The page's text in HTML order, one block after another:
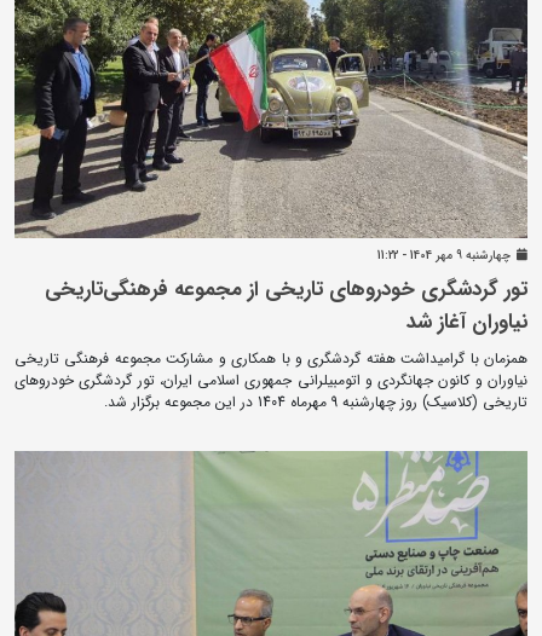
چهارشنبه 9 مهر 1404 - 11:22
تور گردشگری خودروهای تاریخی از مجموعه فرهنگی‌تاریخی
نیاوران آغاز شد
همزمان با گرامیداشت هفته گردشگری و با همکاری و مشارکت مجموعه فرهنگی تاریخی
نیاوران و کانون جهانگردی و اتومبیلرانی جمهوری اسلامی ایران، تور گردشگری خودروهای
تاریخی (کلاسیک) روز چهارشنبه 9 مهرماه 1404 در این مجموعه برگزار شد.